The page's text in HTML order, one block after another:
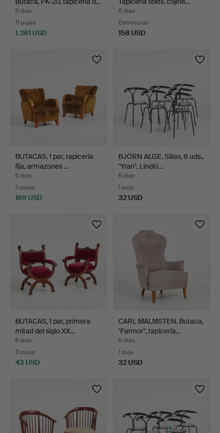
6 días
11 pujas
1.261 USD
6 días
Estimación
158 USD
BUTACAS. 1 par, tapicería
fija, armazones …
6 días
3 pujas
169 USD
BJÖRN ALGE. Sillas, 6 uds.,
"Yran", Lindlö…
6 días
1 puja
32 USD
BUTACAS, 1 par, primera
mitad del siglo XX…
6 días
3 pujas
43 USD
CARL MALMSTEN. Butaca,
"Farmor", tapicería…
6 días
1 puja
32 USD